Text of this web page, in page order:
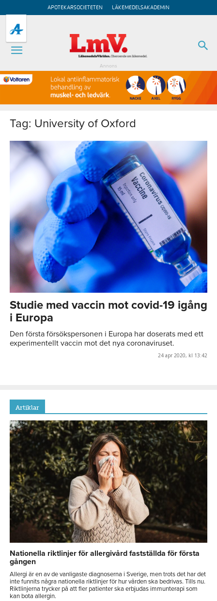
APOTEKARSOCIETETEN LÄKEMEDELSAKADEMIN
Annons
Tag: University of Oxford
Studie med vaccin mot covid-19 igång
i Europa
Den första försökspersonen i Europa har doserats med ett
experimentellt vaccin mot det nya coronaviruset.
24 apr 2020, kl 13:42
Artiklar
Nationella riktlinjer för allergivård fastställda för första
gången
Allergi är en av de vanligaste diagnoserna i Sverige, men trots det har det
inte funnits några nationella riktlinjer för hur vården ska bedrivas. Tills nu.
Riktlinjerna trycker på att fler patienter ska erbjudas immunterapi som
kan bota allergin.